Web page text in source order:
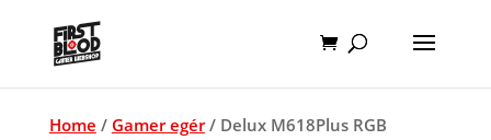
Home / Gamer egér/ Delux M618Plus RGB